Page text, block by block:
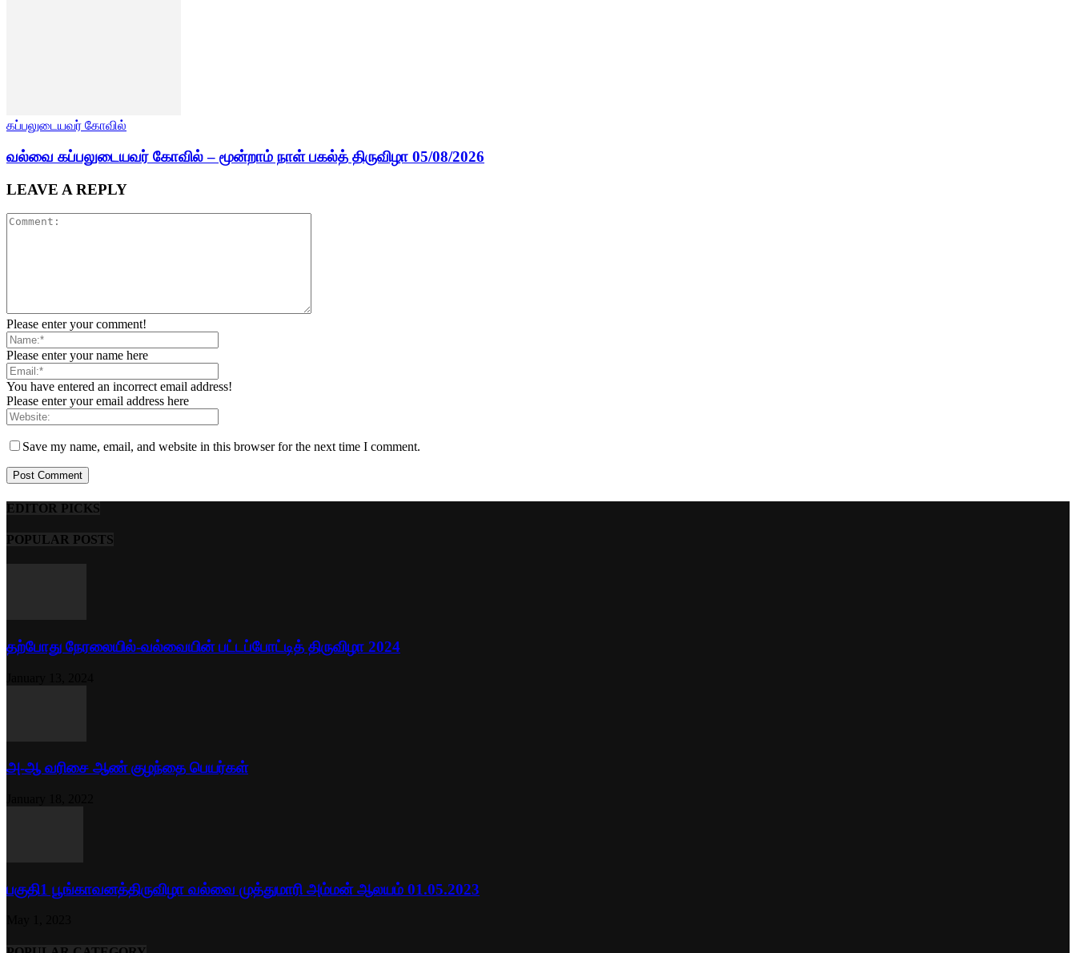
கப்பலுடையவர் கோவில்
வல்வை கப்பலுடையவர் கோவில் – மூன்றாம் நாள் பகல்த் திருவிழா 05/08/2026
LEAVE A REPLY
Please enter your comment!
Please enter your name here
You have entered an incorrect email address!
Please enter your email address here
Save my name, email, and website in this browser for the next time I comment.
EDITOR PICKS
POPULAR POSTS
தற்போது நேரலையில்-வல்வையின் பட்டப்போட்டித் திருவிழா 2024
அ-ஆ வரிசை ஆண் குழந்தை பெயர்கள்
பகுதி1 பூங்காவனத்திருவிழா வல்வை முத்துமாரி அம்மன் ஆலயம் 01.05.2023